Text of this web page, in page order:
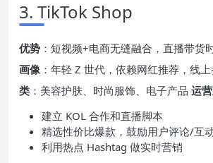
3. TikTok Shop
优势 ：短视频+电商无缝融合，直播带货
画像：年轻 Z 世代，依赖网红推荐，线
类 ：美容护肤、时尚服饰、电子产品 运
建立 KOL 合作和直播脚本
精选性价比爆款，鼓励用户评论/互
利用热点 Hashtag 做实时营销